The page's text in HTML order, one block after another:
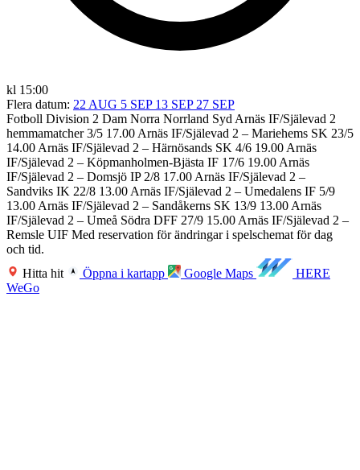
kl 15:00
Flera datum: 22 AUG 5 SEP 13 SEP 27 SEP
Fotboll Division 2 Dam Norra Norrland Syd Arnäs IF/Själevad 2
hemmamatcher 3/5 17.00 Arnäs IF/Själevad 2 – Mariehems SK 23/5
14.00 Arnäs IF/Själevad 2 – Härnösands SK 4/6 19.00 Arnäs
IF/Själevad 2 – Köpmanholmen-Bjästa IF 17/6 19.00 Arnäs
IF/Själevad 2 – Domsjö IP 2/8 17.00 Arnäs IF/Själevad 2 –
Sandviks IK 22/8 13.00 Arnäs IF/Själevad 2 – Umedalens IF 5/9
13.00 Arnäs IF/Själevad 2 – Sandåkerns SK 13/9 13.00 Arnäs
IF/Själevad 2 – Umeå Södra DFF 27/9 15.00 Arnäs IF/Själevad 2 –
Remsle UIF Med reservation för ändringar i spelschemat för dag
och tid.
Hitta hit
Öppna i kartapp Google Maps
HERE
WeGo